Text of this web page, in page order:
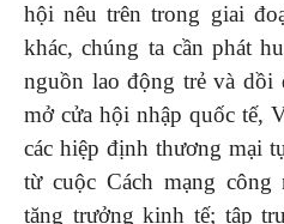
hội nêu trên trong giai
khác, chúng ta cần phát
nguồn lao động trẻ và dồi
mở cửa hội nhập quốc tế,
các hiệp định thương mại
từ cuộc Cách mạng
tăng trưởng kinh tế; tập